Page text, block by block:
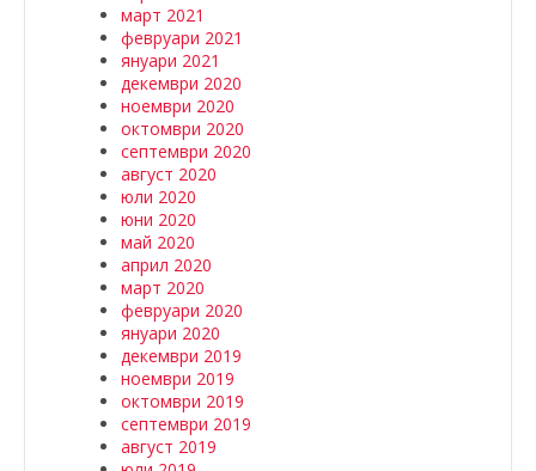
март 2021
февруари 2021
януари 2021
декември 2020
ноември 2020
октомври 2020
септември 2020
август 2020
юли 2020
юни 2020
май 2020
април 2020
март 2020
февруари 2020
януари 2020
декември 2019
ноември 2019
октомври 2019
септември 2019
август 2019